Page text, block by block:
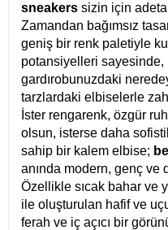
sneakers sizin için adeta
Zamandan bağımsız
geniş bir renk paletiyle
potansiyelleri sayesinde,
gardırobunuzdaki
tarzlardaki elbiselerle
İster rengarenk, özgür
olsun, isterse daha
sahip bir kalem elbise;
anında modern, genç ve
Özellikle sıcak bahar ve
ile oluşturulan hafif ve
ferah ve iç açıcı bir